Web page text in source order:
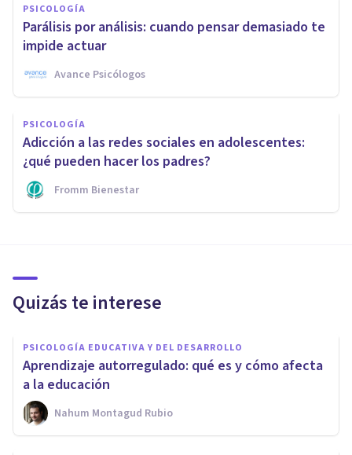
PSICOLOGÍA
Parálisis por análisis: cuando pensar demasiado te
impide actuar
Avance Psicólogos
PSICOLOGÍA
Adicción a las redes sociales en adolescentes:
¿qué pueden hacer los padres?
Fromm Bienestar
Quizás te interese
PSICOLOGÍA EDUCATIVA Y DEL DESARROLLO
Aprendizaje autorregulado: qué es y cómo afecta
a la educación
Nahum Montagud Rubio